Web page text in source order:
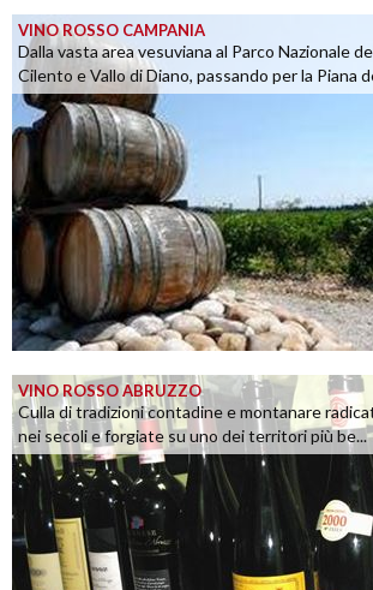
VINO ROSSO CAMPANIA
Dalla vasta area vesuviana al Parco Nazionale
Cilento e Vallo di Diano, passando per la Piana
VINO ROSSO ABRUZZO
Culla di tradizioni contadine e montanare
nei secoli e forgiate su uno dei territori più be...